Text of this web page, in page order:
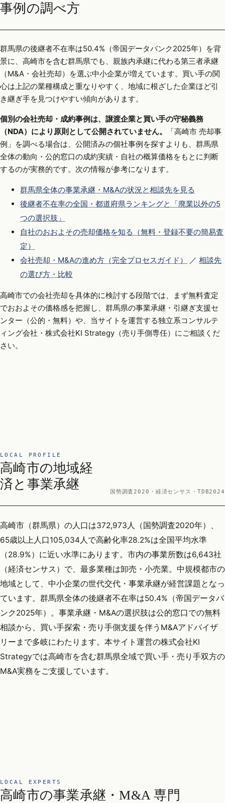
事例の調べ方
群馬県の後継者不在率は50.4%（帝国データバンク2025年）を背
景に、高崎市を含む群馬県でも、親族内承継に代わる第三者承継
（M&A・会社売却）を選ぶ中小企業が増えています。買い手の関
心は上記の業種構成と重なりやすく、地域に根ざした企業ほど引
き継ぎ手を見つけやすい傾向があります。
個別の会社売却・成約事例は、譲渡企業と買い手の守秘義務
（NDA）により原則として公開されていません。
「高崎市 売却事
例」を調べる場合は、公開済みの個社事例を探すよりも、群馬県
全体の動向・公的窓口の成約実績・自社の概算価格をもとに判断
するのが実務的です。次の情報が参考になります。
群馬県全体の事業承継・M&Aの状況と相談先を見る
後継者不在率の全国・都道府県ランキングと「廃業以外の5
つの選択肢」
自社のおおよその売却価格を知る（無料・登録不要の簡易査
定）
会社売却・M&Aの進め方（完全プロセスガイド）
／ 相談先
の選び方・比較
高崎市での会社売却を具体的に検討する段階では、まず無料査定
でおおよその価格感を把握し、群馬県の事業承継・引継ぎ支援セ
ンター（公的・無料）や、当サイトを運営する独立系コンサルテ
ィング会社・株式会社KI Strategy（売り手側専任）にご相談くだ
さい。
LOCAL PROFILE
高崎市の地域経
済と事業承継
国勢調査2020・経済センサス・TDB2024
高崎市（群馬県）の人口は372,973人（国勢調査2020年）、
65歳以上人口105,034人で高齢化率28.2%は全国平均水準
（28.9%）に近い水準にあります。市内の事業所数は6,643社
（経済センサス）で、最多業種は卸売・小売業。中規模都市の
地域として、中小企業の世代交代・事業承継が経営課題となっ
ています。群馬県全体の後継者不在率は50.4%（帝国データバ
ンク2025年）。事業承継・M&Aの選択肢は公的窓口での無料
相談から、買い手探索・売り手側支援を伴うM&Aアドバイザ
リーまで多岐にわたります。本サイト運営の株式会社KI
Strategyでは高崎市を含む群馬県全域で買い手・売り手双方の
M&A実務をご支援しています。
LOCAL EXPERTS
高崎市の事業承継・M&A 専門